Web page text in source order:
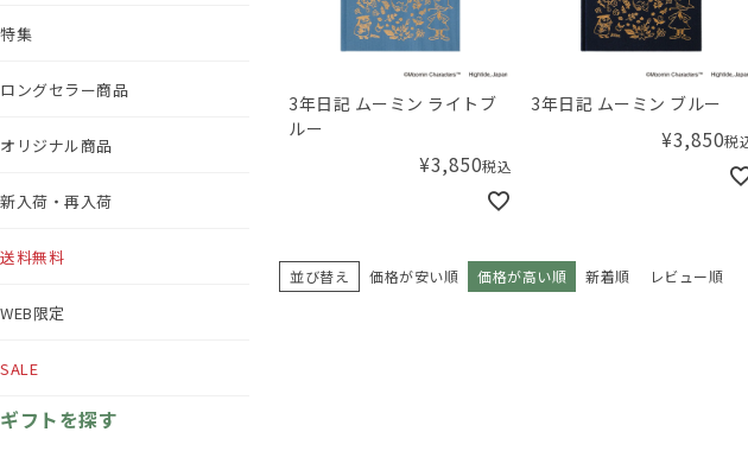
特集
ロングセラー商品
オリジナル商品
新入荷・再入荷
送料無料
WEB限定
SALE
ギフトを探す
3年日記 ムーミン ライトブ
ルー
¥3,850税込
3年日記 ムーミン ブルー
¥3,850税
並び替え 価格が安い順 価格が高い順 新着順 レビュー順